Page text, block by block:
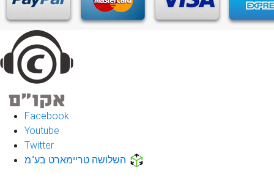
Facebook
Youtube
Twitter
השלושה טריימארט בע"מ